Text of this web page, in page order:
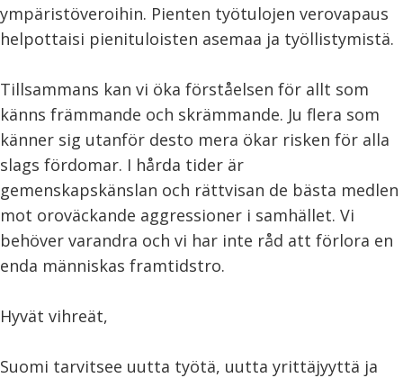
ympäristöveroihin. Pienten työtulojen verovapaus
helpottaisi pienituloisten asemaa ja työllistymistä.
Tillsammans kan vi öka förståelsen för allt som
känns främmande och skrämmande. Ju flera som
känner sig utanför desto mera ökar risken för alla
slags fördomar. I hårda tider är
gemenskapskänslan och rättvisan de bästa medlen
mot oroväckande aggressioner i samhället. Vi
behöver varandra och vi har inte råd att förlora en
enda människas framtidstro.
Hyvät vihreät,
Suomi tarvitsee uutta työtä, uutta yrittäjyyttä ja